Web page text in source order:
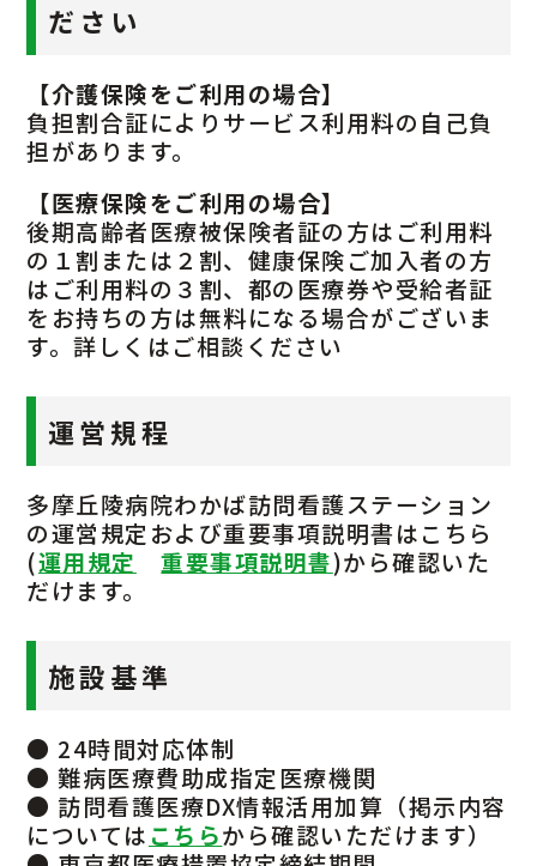
ださい
【介護保険をご利用の場合】
負担割合証によりサービス利用料の自己負
担があります。
【医療保険をご利用の場合】
後期高齢者医療被保険者証の方はご利用料
の１割または２割、健康保険ご加入者の方
はご利用料の３割、都の医療券や受給者証
をお持ちの方は無料になる場合がございま
す。詳しくはご相談ください
運営規程
多摩丘陵病院わかば訪問看護ステーション
の運営規定および重要事項説明書はこちら
(運用規定 重要事項説明書)から確認いた
だけます。
施設基準
● 24時間対応体制
● 難病医療費助成指定医療機関
● 訪問看護医療DX情報活用加算（掲示内容
については こちらから確認いただけます）